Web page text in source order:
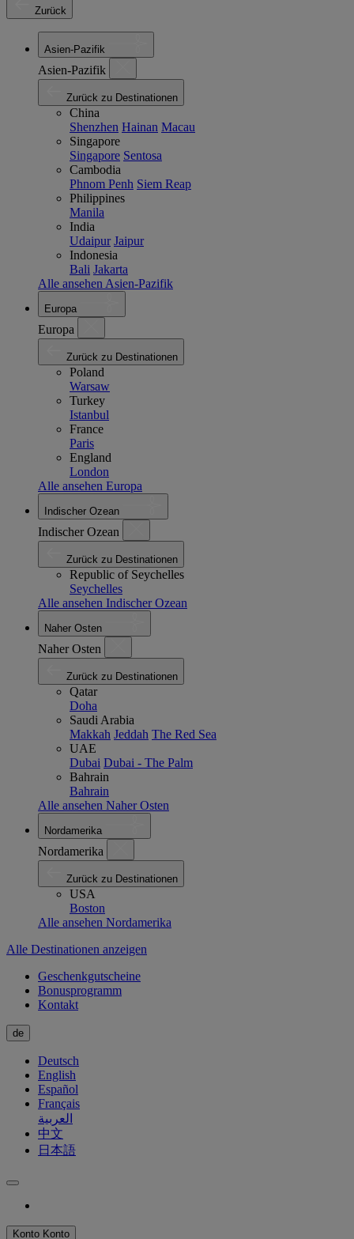
Zurück
Asien-Pazifik
Asien-Pazifik
Zurück zu Destinationen
China
Shenzhen Hainan Macau
Singapore
Singapore Sentosa
Cambodia
Phnom Penh Siem Reap
Philippines
Manila
India
Udaipur Jaipur
Indonesia
Bali Jakarta
Alle ansehen Asien-Pazifik
Europa
Europa
Zurück zu Destinationen
Poland
Warsaw
Turkey
Istanbul
France
Paris
England
London
Alle ansehen Europa
Indischer Ozean
Indischer Ozean
Zurück zu Destinationen
Republic of Seychelles
Seychelles
Alle ansehen Indischer Ozean
Naher Osten
Naher Osten
Zurück zu Destinationen
Qatar
Doha
Saudi Arabia
Makkah Jeddah The Red Sea
UAE
Dubai Dubai - The Palm
Bahrain
Bahrain
Alle ansehen Naher Osten
Nordamerika
Nordamerika
Zurück zu Destinationen
USA
Boston
Alle ansehen Nordamerika
Alle Destinationen anzeigen
Geschenkgutscheine
Bonusprogramm
Kontakt
de
Deutsch
English
Español
Français
العربية
中文
日本語
Konto Konto